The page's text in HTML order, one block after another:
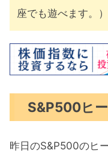
座でも遊べます。）
S&P500ヒ
昨日のS&P500のヒ